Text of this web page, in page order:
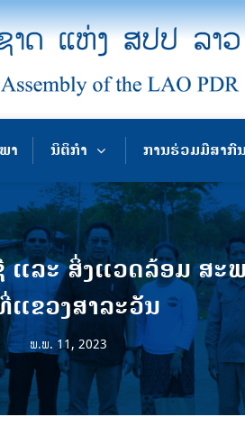
າ ນິຕິກຳ ການຮ່ວມມືສາກົນ
ແລະ ສິ່ງແວດລ້ອມ ສະ
ແຂວງສາລະວັນ
ພ.ພ. 11, 2023